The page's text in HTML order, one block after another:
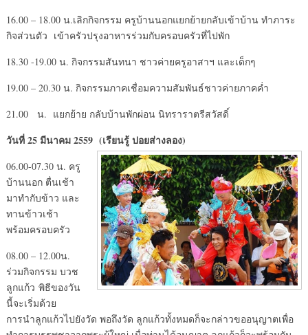
16.00 – 18.00 น.เลิกกิจกรรม ครูบ้านนอกแยกย้ายกลับเข้าบ้าน ทำภาระ
กิจส่วนตัว เข้าครัวปรุงอาหารร่วมกับครอบครัวที่ไปพัก
18.30 -19.00 น. กิจกรรมสันทนา ชาวค่ายครูอาสาฯ และเด็กๆ
19.00 – 20.30 น. กิจกรรมภาคเชื่อมความสัมพันธ์ชาวค่ายภาคค่ำ
21.00 น. แยกย้าย กลับบ้านพักผ่อน นิทราราตรีสวัสดิ์
วันที่ 25 มีนาคม 2559 (เรียนรู้ ปอยส่างลอง)
06.00-07.30 น. ครู
บ้านนอก ตื่นเช้า
มาทำกับข้าว และ
ทานข้าวเช้า
พร้อมครอบครัว
08.00 – 12.00น.
ร่วมกิจกรรม บวช
ลูกแก้ว พิธีของวัน
นี้จะเริ่มด้วย
การนำลูกแก้วไปยังวัด พอถึงวัด ลูกแก้วทั้งหมดก็จะกล่าวขออนุญาตเพื่อ